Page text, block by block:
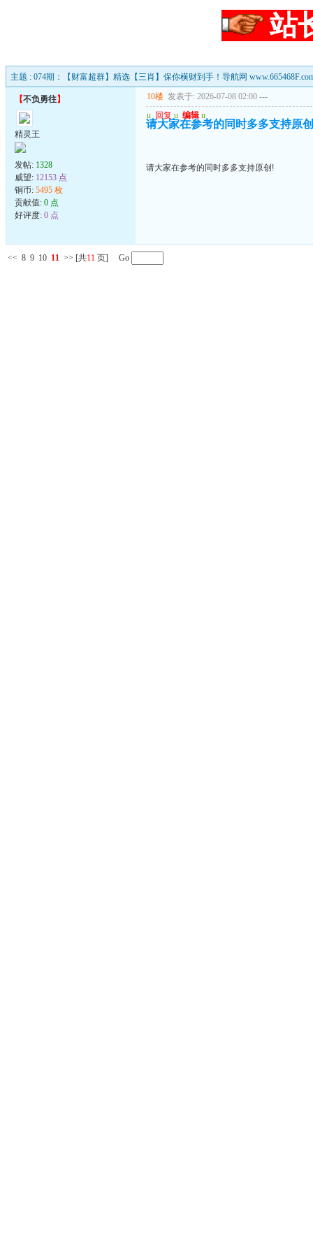
站
主题 : 074期：【财富超群】精选【三肖】保你横财到手！导航网
【不负勇往】
精灵王
发帖: 1328
威望: 12153 点
铜币: 5495 枚
贡献值: 0 点
好评度: 0 点
10楼 发表于: 2026-07-08 02:00 ---
u 回复 u 编辑 u
请大家在参考的同时多多支持原
请大家在参考的同时多多支持原创!
<< 8 9 10 11 >> [共11 页] Go